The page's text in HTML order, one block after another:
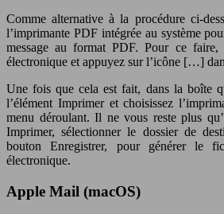
Comme alternative à la procédure ci-
l’imprimante PDF intégrée au système
message au format PDF. Pour ce faire,
électronique et appuyez sur l’icône […]
Une fois que cela est fait, dans la boîte
l’élément Imprimer et choisissez
menu déroulant. Il ne vous reste plus
Imprimer, sélectionner le dossier de
bouton Enregistrer, pour générer le
électronique.
Apple Mail (macOS)